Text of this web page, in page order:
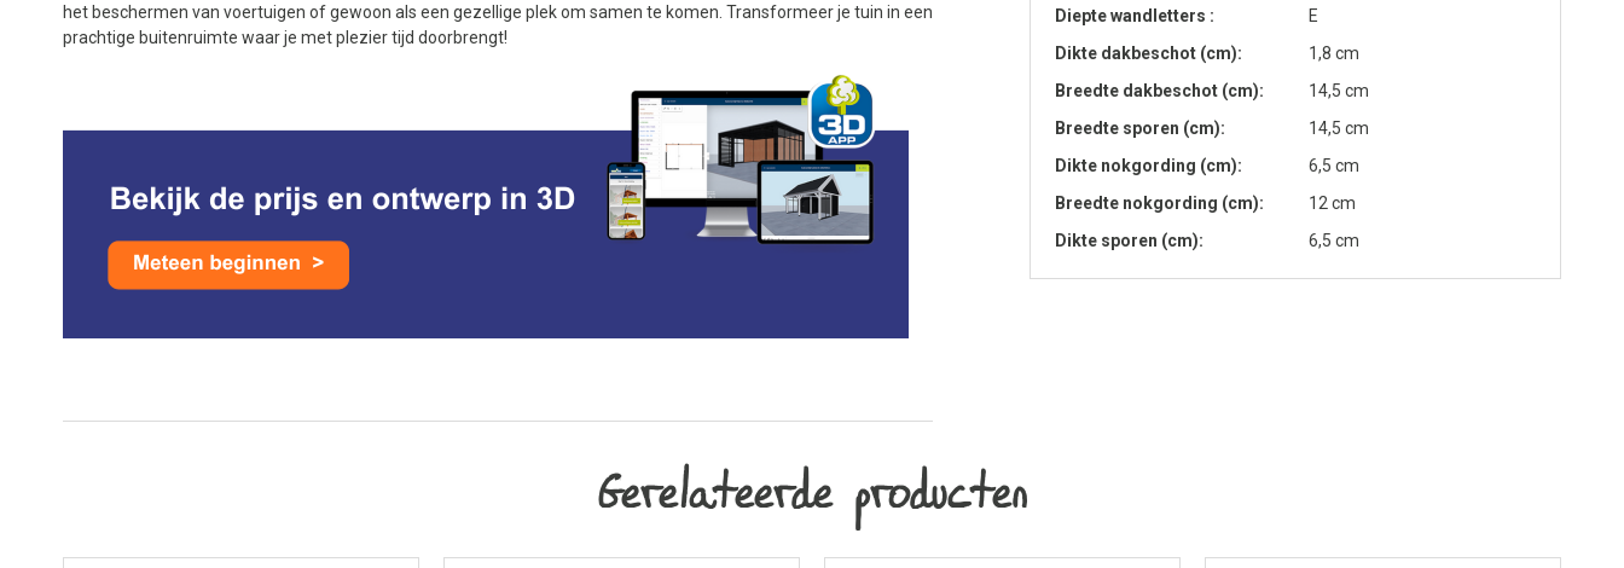
het beschermen van voertuigen of gewoon als een gezellige plek om samen te komen. Transformeer je tuin in een
prachtige buitenruimte waar je met plezier tijd doorbrengt!
Diepte wandletters
E
Dikte dakbeschot (cm)
1,8 cm
Breedte dakbeschot (cm)
14,5 cm
Breedte sporen (cm)
14,5 cm
Dikte nokgording (cm)
6,5 cm
Breedte nokgording (cm)
12 cm
Dikte sporen (cm)
6,5 cm
Gerelateerde producten